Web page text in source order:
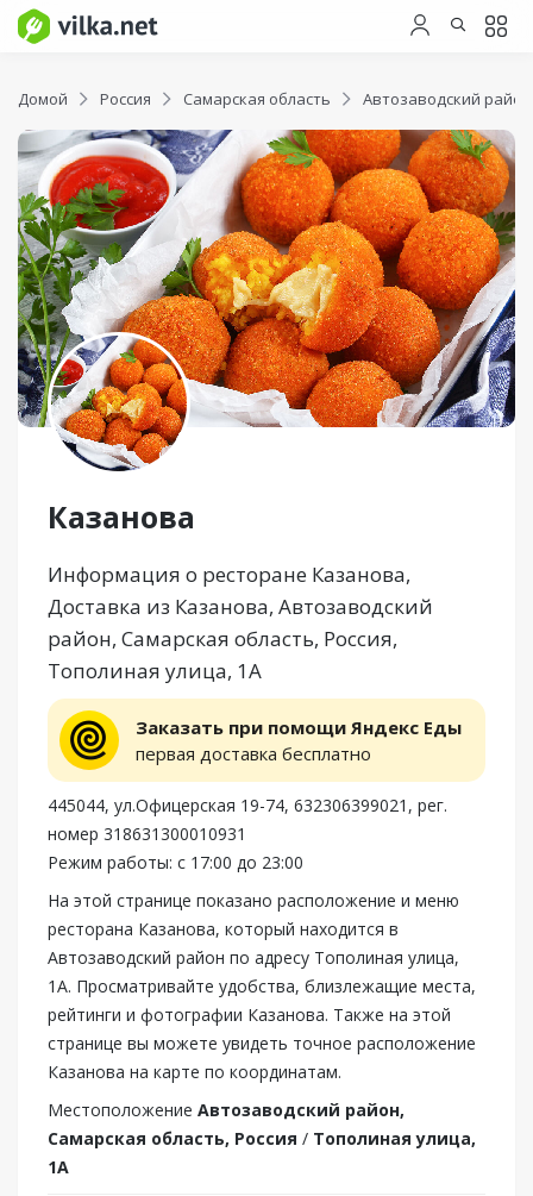
Домой Россия Самарская область Автозаводский район
Казанова
Информация о ресторане Казанова,
Доставка из Казанова, Автозаводский
район, Самарская область, Россия,
Тополиная улица, 1А
Заказать при помощи Яндекс Еды
первая доставка бесплатно
445044, ул.Офицерская 19-74, 632306399021, рег.
номер 318631300010931
Режим работы: с 17:00 до 23:00
На этой странице показано расположение и меню
ресторана Казанова, который находится в
Автозаводский район по адресу Тополиная улица,
1А. Просматривайте удобства, близлежащие места,
рейтинги и фотографии Казанова. Также на этой
странице вы можете увидеть точное расположение
Казанова на карте по координатам.
Местоположение Автозаводский район,
Самарская область, Россия / Тополиная улица,
1А